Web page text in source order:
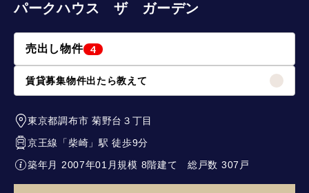
パークハウス ザ ガーデン
売出し物件 4
賃貸募集物件出たら教えて
東京都調布市 菊野台３丁目
京王線
「 柴崎 」駅 徒歩9分
築年月 2007年01月規模 8階建て総戸数 307戸